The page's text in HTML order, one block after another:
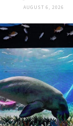
AUGUST 6, 2026